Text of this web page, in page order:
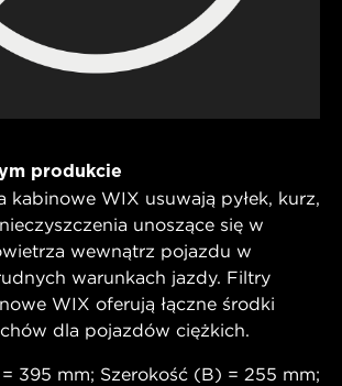
produkcie
kabinowe WIX usuwają pyłek, kurz,
unoszące się w
wewnątrz pojazdu w
warunkach jazdy. Filtry
WIX oferują łączne środki
dla pojazdów ciężkich.
395 mm; Szerokość (B) = 255 mm;